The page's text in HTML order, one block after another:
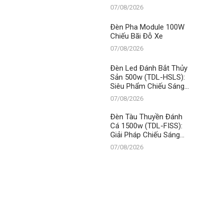
07/08/2026
Đèn Pha Module 100W
Chiếu Bãi Đỗ Xe
07/08/2026
Đèn Led Đánh Bắt Thủy
Sản 500w (TDL-HSLS):
Siêu Phẩm Chiếu Sáng
Từ Thanh Đạt LED –
Chìa Khóa Thành Công
07/08/2026
Đèn Tàu Thuyền Đánh
Cá 1500w (TDL-FISS):
Giải Pháp Chiếu Sáng
Tối Ưu, Khẳng Định Vị
Thế Số 1 Thanh Đạt LED
07/08/2026